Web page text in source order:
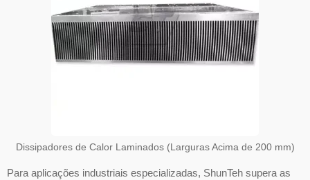
Dissipadores de Calor Laminados (Larguras Acima de 200 mm)
Para aplicações industriais especializadas, ShunTeh supera as